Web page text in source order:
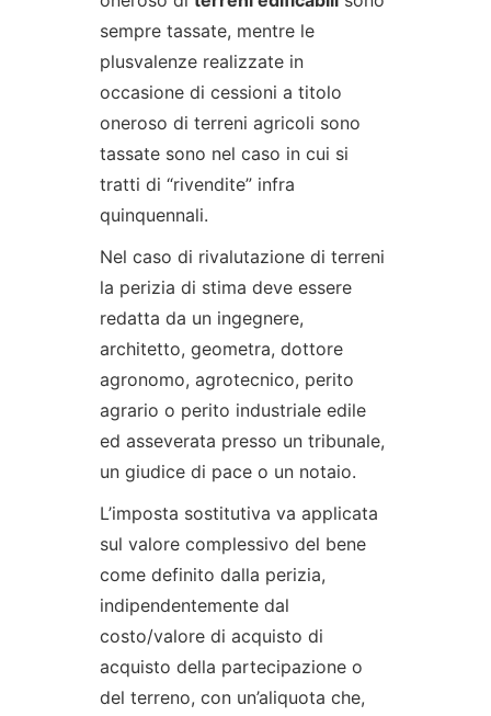
sempre tassate, mentre le
plusvalenze realizzate in
occasione di cessioni a titolo
oneroso di terreni agricoli sono
tassate sono nel caso in cui si
tratti di “rivendite” infra
quinquennali.
Nel caso di rivalutazione di terreni
la perizia di stima deve essere
redatta da un ingegnere,
architetto, geometra, dottore
agronomo, agrotecnico, perito
agrario o perito industriale edile
ed asseverata presso un tribunale,
un giudice di pace o un notaio.
L’imposta sostitutiva va applicata
sul valore complessivo del bene
come definito dalla perizia,
indipendentemente dal
costo/valore di acquisto di
acquisto della partecipazione o
del terreno, con un’aliquota che,